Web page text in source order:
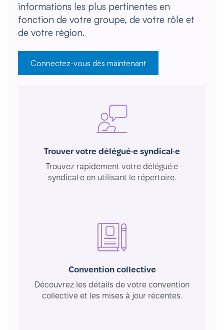
informations les plus pertinentes en
fonction de votre groupe, de votre rôle et
de votre région.
Connectez-vous dès maintenant
Trouver votre délégué·e syndical·e
Trouvez rapidement votre délégué·e
syndical·e en utilisant le répertoire.
Convention collective
Découvrez les détails de votre convention
collective et les mises à jour récentes.